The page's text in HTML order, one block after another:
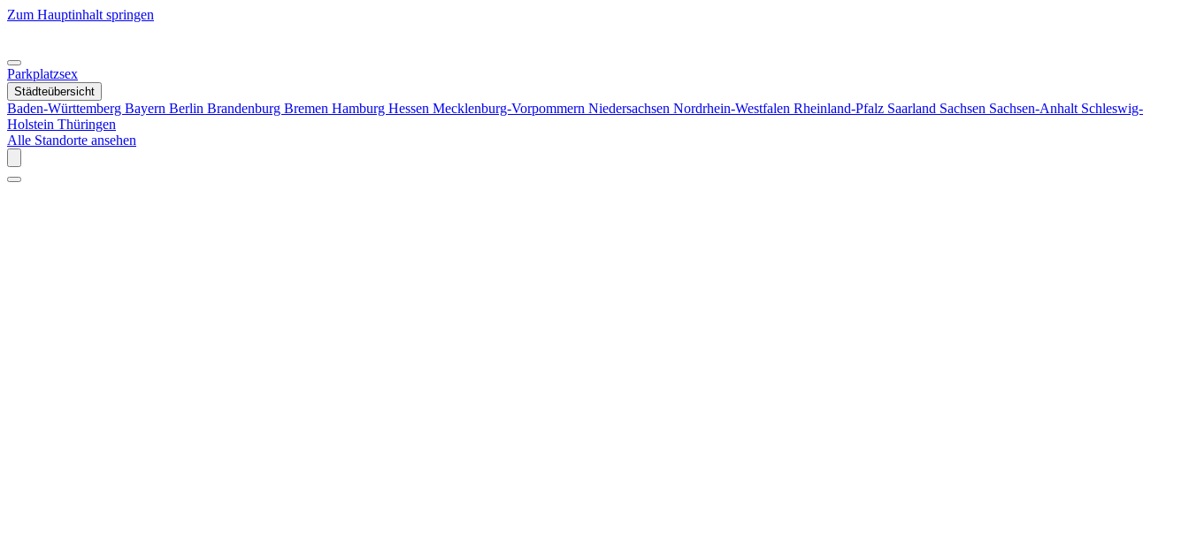
Zum Hauptinhalt springen
Parkplatzsex
Städteübersicht
Baden-Württemberg Bayern Berlin Brandenburg Bremen Hamburg Hessen Mecklenburg-Vorpommern Niedersachsen Nordrhein-Westfalen Rheinland-Pfalz Saarland Sachsen Sachsen-Anhalt Schleswig-
Holstein Thüringen
Alle Standorte ansehen